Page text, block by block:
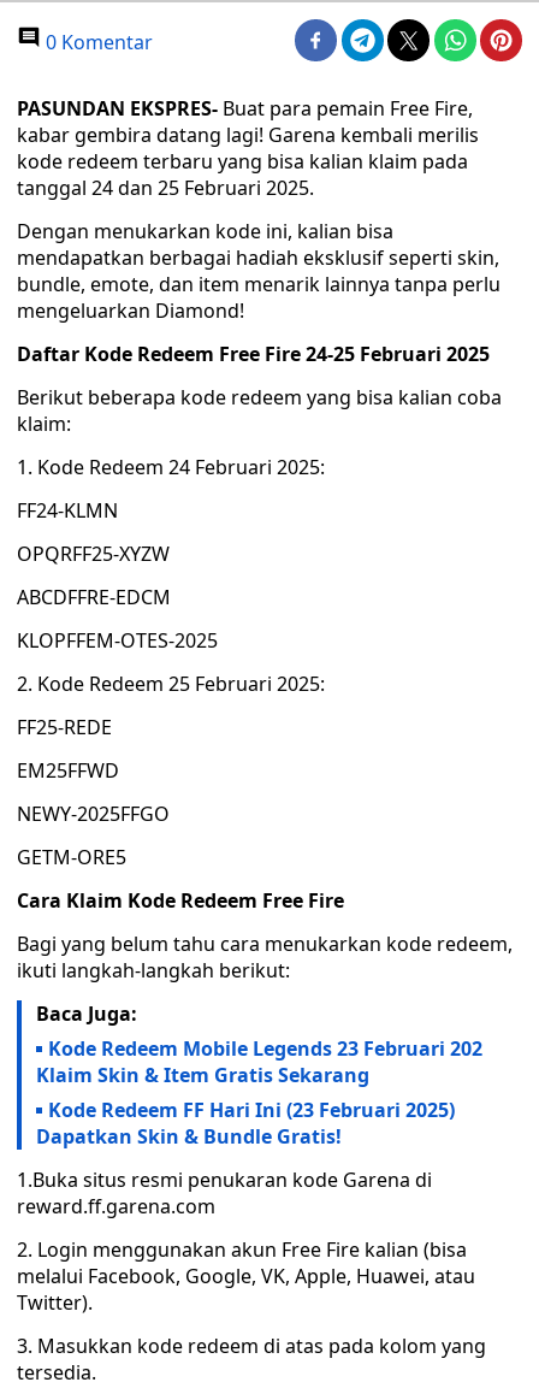
0 Komentar
PASUNDAN EKSPRES- Buat para pemain Free Fire,
kabar gembira datang lagi! Garena kembali merilis
kode redeem terbaru yang bisa kalian klaim pada
tanggal 24 dan 25 Februari 2025.
Dengan menukarkan kode ini, kalian bisa
mendapatkan berbagai hadiah eksklusif seperti skin,
bundle, emote, dan item menarik lainnya tanpa perlu
mengeluarkan Diamond!
Daftar Kode Redeem Free Fire 24-25 Februari 2025
Berikut beberapa kode redeem yang bisa kalian coba
klaim:
1. Kode Redeem 24 Februari 2025:
FF24-KLMN
OPQRFF25-XYZW
ABCDFFRE-EDCM
KLOPFFEM-OTES-2025
2. Kode Redeem 25 Februari 2025:
FF25-REDE
EM25FFWD
NEWY-2025FFGO
GETM-ORE5
Cara Klaim Kode Redeem Free Fire
Bagi yang belum tahu cara menukarkan kode redeem,
ikuti langkah-langkah berikut:
Baca Juga:
Kode Redeem Mobile Legends 23 Februari 202
Klaim Skin & Item Gratis Sekarang
Kode Redeem FF Hari Ini (23 Februari 2025)
Dapatkan Skin & Bundle Gratis!
1.Buka situs resmi penukaran kode Garena di
reward.ff.garena.com
2. Login menggunakan akun Free Fire kalian (bisa
melalui Facebook, Google, VK, Apple, Huawei, atau
Twitter).
3. Masukkan kode redeem di atas pada kolom yang
tersedia.